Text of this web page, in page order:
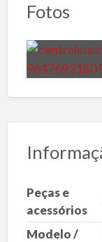
Fotos
Peças e
acessórios
Modelo /